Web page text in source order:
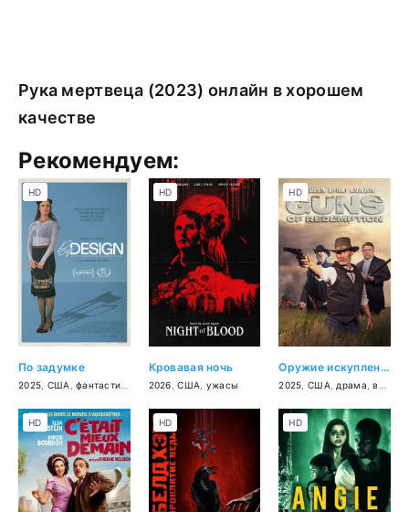
Рука мертвеца (2023) онлайн в хорошем
качестве
Рекомендуем:
По задумке
2025 США ,фантастика драма, комедия
HD
Кровавая ночь
2026 ,США ужасы
HD
Оружие искупления
2025 США драма ,вестерн
HD
HD HD HD